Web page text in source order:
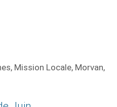
, Mission Locale, Morvan,